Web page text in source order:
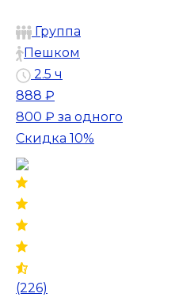
Группа
Пешком
2.5 ч
888 ₽
800 ₽ за одного
Скидка 10%
(226)